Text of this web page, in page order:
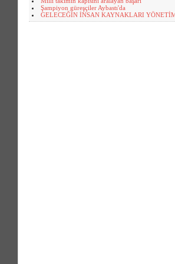
Şampiyon güreşçiler Aybastı'da
GELECEĞİN İNSAN KAYNAKLARI